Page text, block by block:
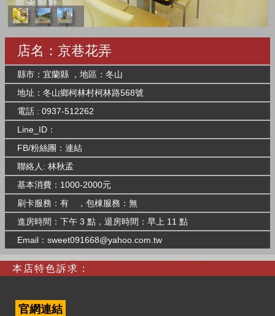
店名：京巷花弄
縣市：宜蘭縣 ，地區：冬山
地址：冬山鄉柯林村柯林路568號
電話 : 0937-512262
Line_ID：
FB/粉絲團： 連結
聯絡人: 林秋孟
基本消費：1000-2000元
刷卡服務：有 ，包棟服務：無
進房時間：下午 3 點，退房時間：早上 11 點
Email： sweet091668@yahoo.com.tw
本店特色訴求：
官網連結